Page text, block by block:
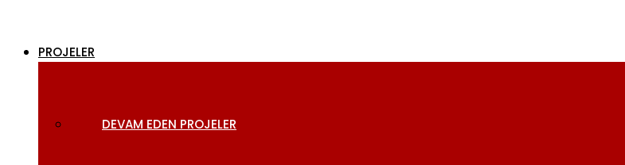
PROJELER
DEVAM EDEN PROJELER